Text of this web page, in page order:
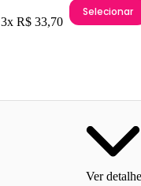
3x R$ 33,70
Selecionar
Ver